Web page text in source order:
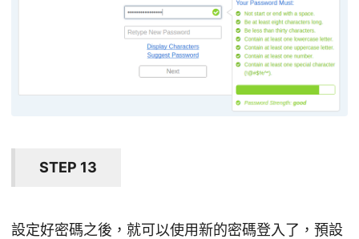
STEP 13
設定好密碼之後，就可以使用新的密碼登入了，預設